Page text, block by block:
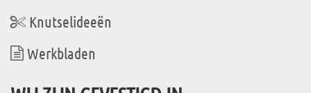
Knutselideeën
Werkbladen